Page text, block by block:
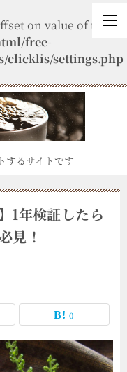
on value of type
free-
clicklis/settings.php
するサイトです
1年検証したら
見！
0